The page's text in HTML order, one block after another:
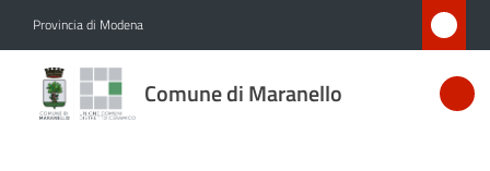
Provincia di Modena
Comune di Maranello
Comune
di